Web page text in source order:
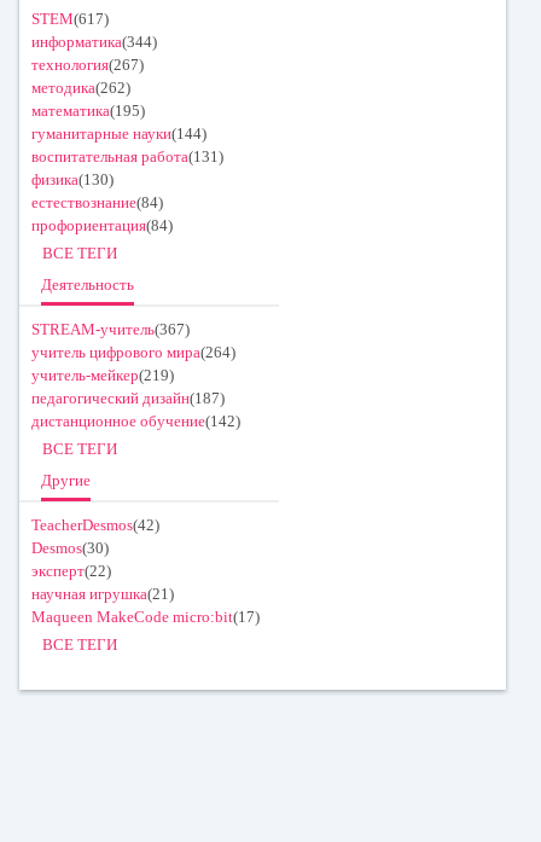
STEM(617)
информатика(344)
технология(267)
методика(262)
математика(195)
гуманитарные науки(144)
воспитательная работа(131)
физика(130)
естествознание(84)
профориентация(84)
ВСЕ ТЕГИ
Деятельность
STREAM-учитель(367)
учитель цифрового мира(264)
учитель-мейкер(219)
педагогический дизайн(187)
дистанционное обучение(142)
ВСЕ ТЕГИ
Другие
TeacherDesmos(42)
Desmos(30)
эксперт(22)
научная игрушка(21)
Maqueen MakeCode micro:bit(17)
ВСЕ ТЕГИ